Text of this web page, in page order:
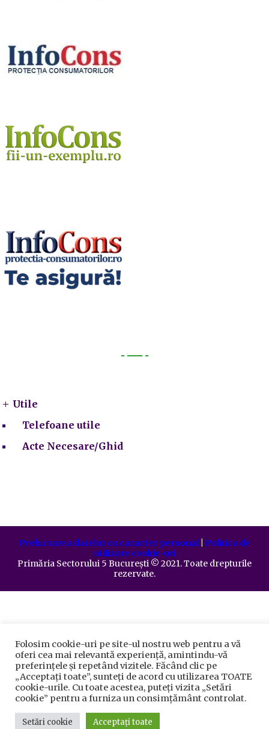
Utile
Telefoane utile
Acte Necesare/Ghid
Prelucrarea datelor cu caracter personal| Politica de
utilizare cookie-uri
Primăria Sectorului 5 București ©️ 2021. Toate drepturile
rezervate.
Folosim cookie-uri pe site-ul nostru web pentru a vă
oferi cea mai relevantă experiență, amintindu-vă
preferințele și repetând vizitele. Făcând clic pe
„Acceptați toate”, sunteți de acord cu utilizarea TOATE
cookie-urile. Cu toate acestea, puteți vizita „Setări
cookie” pentru a furniza un consimțământ controlat.
Setări cookie Acceptați toate